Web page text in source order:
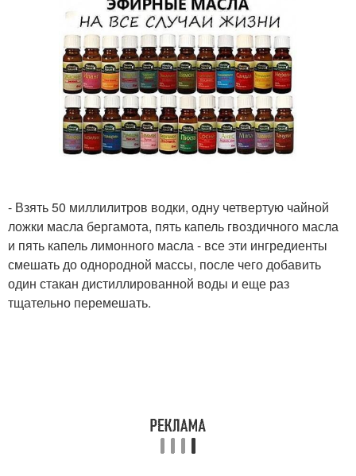
- Взять 50 миллилитров водки, одну четвертую чайной
ложки масла бергамота, пять капель гвоздичного масла
и пять капель лимонного масла - все эти ингредиенты
смешать до однородной массы, после чего добавить
один стакан дистиллированной воды и еще раз
тщательно перемешать.